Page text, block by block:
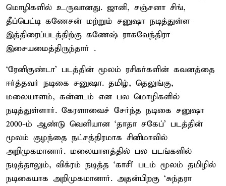
மொழிகளில் உருவானது. ஜானி, சஞ்சனா சிங்,
தீப்பெட்டி கணேசன் மற்றும் சனுஷா நடித்துள்ள
இத்திரைப்படத்திற்கு கணேஷ் ராகவேந்திரா
இசையமைத்திருந்தார் .
‘ரேனிகுண்டா’ படத்தின் மூலம் ரசிகர்களின் கவனத்தை
ஈர்த்தவர் நடிகை சனுஷா. தமிழ், தெலுங்கு,
மலையாளம், கன்னடம் என பல மொழிகளில்
நடித்துள்ளார். கேரளாவைச் சேர்ந்த நடிகை சனுஷா
2000-ம் ஆண்டு வெளியான ‘தாதா சகேப்’ படத்தின்
மூலம் குழந்தை நட்சத்திரமாக சினிமாவில்
அறிமுகமானார். மலையாளத்தில் பல படங்களில்
நடித்தாலும், விக்ரம் நடித்த ‘காசி’ படம் மூலம் தமிழில்
நடிகையாக அறிமுகமானார். அதன்பிறகு ‘சுந்தரா